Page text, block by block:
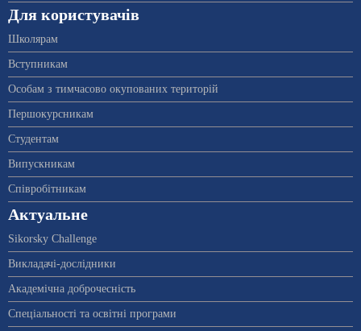
Для користувачів
Школярам
Вступникам
Особам з тимчасово окупованих територій
Першокурсникам
Студентам
Випускникам
Співробітникам
Актуальне
Sikorsky Challenge
Викладачі-дослідники
Академічна доброчесність
Спеціальності та освітні програми